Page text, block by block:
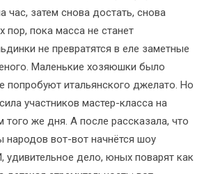
час, затем снова достать, снова
пор, пока масса не станет
не превратятся в еле заметные
Маленькие хозяюшки было
попробуют итальянского джелато. Но
участников мастер-класса на
того же дня. А после рассказала, что
вот-вот начнётся шоу
удивительное дело, юных поварят как